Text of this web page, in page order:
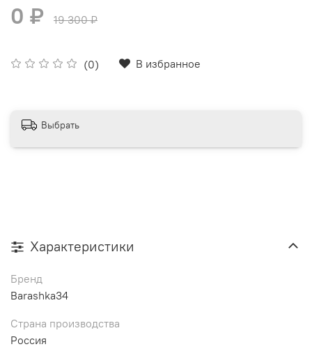
(0) В избранное
0 ₽ 19 300 ₽
Выбрать
Характеристики
Бренд
Barashka34
Страна производства
Россия